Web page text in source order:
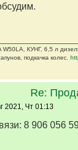
W50LA, КУНГ, 6,5 л
подкачка колес.
Re:
2021, Чт 01:13
8 906 056